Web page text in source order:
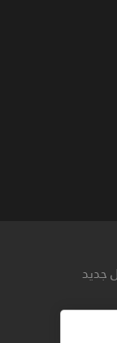
جديد